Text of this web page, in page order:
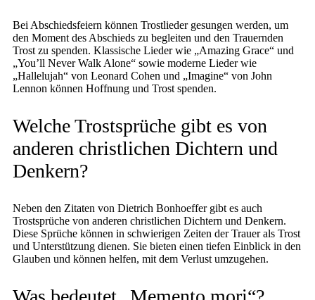
Bei Abschiedsfeiern können Trostlieder gesungen werden, um
den Moment des Abschieds zu begleiten und den Trauernden
Trost zu spenden. Klassische Lieder wie „Amazing Grace“ und
„You’ll Never Walk Alone“ sowie moderne Lieder wie
„Hallelujah“ von Leonard Cohen und „Imagine“ von John
Lennon können Hoffnung und Trost spenden.
Welche Trostsprüche gibt es von
anderen christlichen Dichtern und
Denkern?
Neben den Zitaten von Dietrich Bonhoeffer gibt es auch
Trostsprüche von anderen christlichen Dichtern und Denkern.
Diese Sprüche können in schwierigen Zeiten der Trauer als Trost
und Unterstützung dienen. Sie bieten einen tiefen Einblick in den
Glauben und können helfen, mit dem Verlust umzugehen.